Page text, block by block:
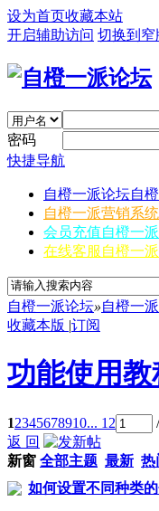
设为首页收藏本站
开启辅助访问 切换到窄
密码
快捷导航
自橙一派论坛自
自橙一派营销系统
会员充值自橙一
在线客服 自橙一
自橙一派论坛»自橙一
收藏本版 |订阅
功能使用教
12345678910... 12
返 回
新窗 全部主题 最新 热
如何设置不同种类